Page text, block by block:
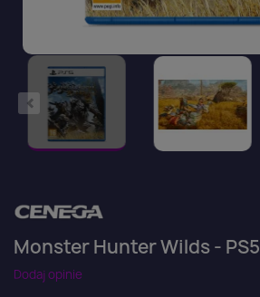
Monster Hunter Wilds - PS5
Dodaj opinie